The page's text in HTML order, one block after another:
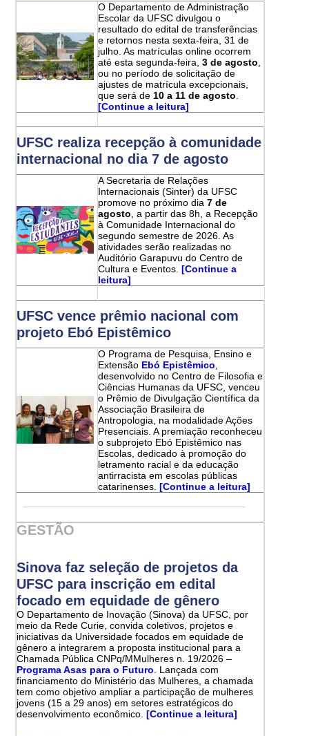
O Departamento de Administração
Escolar da UFSC divulgou o
resultado do edital de transferências
e retornos nesta sexta-feira, 31 de
julho. As matrículas online ocorrem
até esta segunda-feira,3 de agosto
ou no período de solicitação de
ajustes de matrícula excepcionais,
que será de 10 a 11 de agosto
[Continue a leitura]
UFSC realiza recepção à comunidade
internacional no dia 7 de agosto
A Secretaria de Relações
Internacionais (Sinter) da UFSC
promove no próximo dia7 de
agosto , a partir das 8h, a Recepção
à Comunidade Internacional do
segundo semestre de 2026. As
atividades serão realizadas no
Auditório Garapuvu do Centro de
Cultura e Eventos.[Continue a
leitura]
UFSC vence prêmio nacional com
projeto Ebó Epistêmico
O Programa de Pesquisa, Ensino e
Extensão Ebó Epistêmico
desenvolvido no Centro de Filosofia e
Ciências Humanas da UFSC, venceu
o Prêmio de Divulgação Científica da
Associação Brasileira de
Antropologia, na modalidade Ações
Presenciais. A premiação reconheceu
o subprojeto Ebó Epistêmico nas
Escolas, dedicado à promoção do
letramento racial e da educação
antirracista em escolas públicas
catarinenses.[Continue a leitura]
GESTÃO
Sinova faz seleção de projetos da
UFSC para inscrição em edital
focado em equidade de gênero
O Departamento de Inovação (Sinova) da UFSC, por
meio da Rede Curie, convida coletivos, projetos e
iniciativas da Universidade focados em equidade de
gênero a integrarem a proposta institucional para a
Chamada Pública CNPq/MMulheres n. 19/2026 –
Programa Asas para o Futuro . Lançada com
financiamento do Ministério das Mulheres, a chamada
tem como objetivo ampliar a participação de mulheres
jovens (15 a 29 anos) em setores estratégicos do
desenvolvimento econômico. [Continue a leitura]